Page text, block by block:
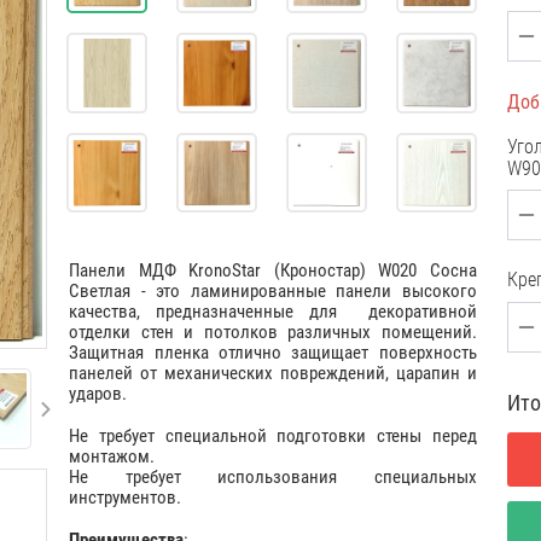
Панели МДФ KronoStar (Кроностар) W020 Сосна
Светлая - это ламинированные панели высокого
качества, предназначенные для декоративной
отделки стен и потолков различных помещений.
Защитная пленка отлично защищает поверхность
панелей от механических повреждений, царапин и
ударов.
Не требует специальной подготовки стены перед
монтажом.
Не требует использования специальных
инструментов.